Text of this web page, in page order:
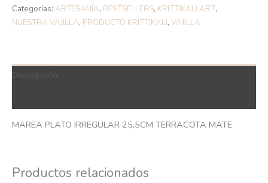
Categorías: ARTESANÍA, BESTSELLERS, KRITTIKALI ART,
NUESTRA VAJILLA, PRODUCTO KRITTIKALI, VAJILLA
MAREA PLATO IRREGULAR 25,5CM TERRACOTA MATE
Productos relacionados